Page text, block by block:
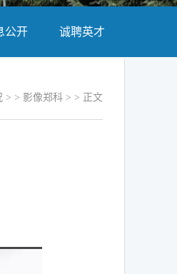
公开 诚聘英才
> > 影像郑科 > > 正文